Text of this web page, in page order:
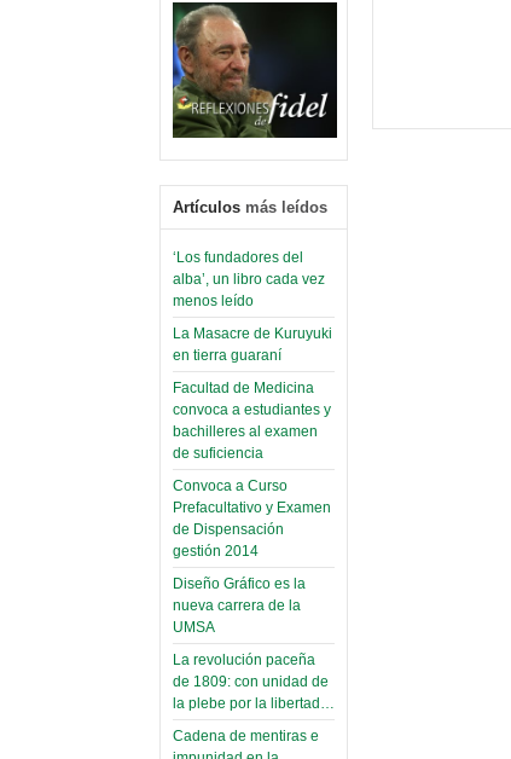
Artículos más leídos
‘Los fundadores del
alba’, un libro cada vez
menos leído
La Masacre de Kuruyuki
en tierra guaraní
Facultad de Medicina
convoca a estudiantes y
bachilleres al examen
de suficiencia
Convoca a Curso
Prefacultativo y Examen
de Dispensación
gestión 2014
Diseño Gráfico es la
nueva carrera de la
UMSA
La revolución paceña
de 1809: con unidad de
la plebe por la libertad…
Cadena de mentiras e